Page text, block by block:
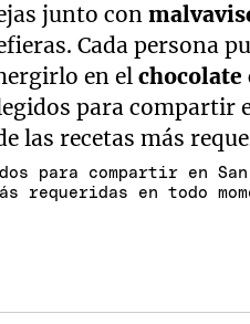
junto con
Cada persona
en elchocolate
para compartir en
requeridas en todo